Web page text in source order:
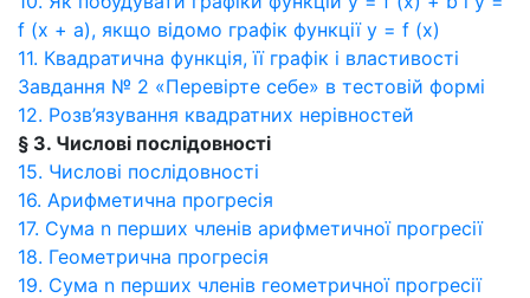
f (x + a), якщо відомо графік функції y = f (x)
11. Квадратична функція, її графік і властивості
Завдання № 2 «Перевірте себе» в тестовій формі
12. Розв’язування квадратних нерівностей
§ 3. Числові послідовності
15. Числові послідовності
16. Арифметична прогресія
17. Сума n перших членів арифметичної прогресії
18. Геометрична прогресія
19. Сума n перших членів геометричної прогресії